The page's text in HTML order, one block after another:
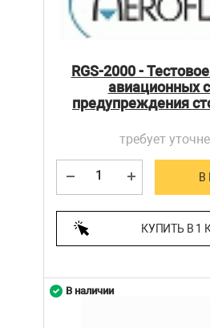
RGS-2000 -
авиационных
предупреждения
требует
В
КУПИТЬ В 1
В наличии